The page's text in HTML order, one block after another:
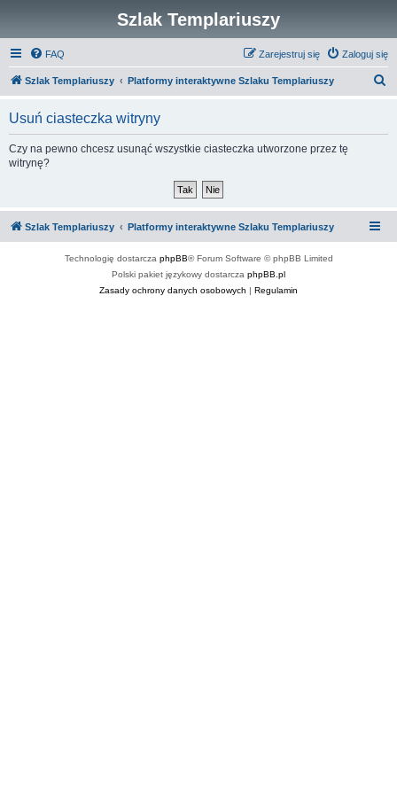
Szlak Templariuszy
FAQ Zaloguj się
Zarejestruj się
Szlak Templariuszy Platformy interaktywne Szlaku Templariuszy
Usuń ciasteczka witryny
Czy na pewno chcesz usunąć wszystkie ciasteczka utworzone przez tę
witrynę?
Szlak Templariuszy Platformy interaktywne Szlaku Templariuszy
Technologię dostarcza phpBB® Forum Software © phpBB Limited
Polski pakiet językowy dostarcza phpBB.pl
Zasady ochrony danych osobowych | Regulamin